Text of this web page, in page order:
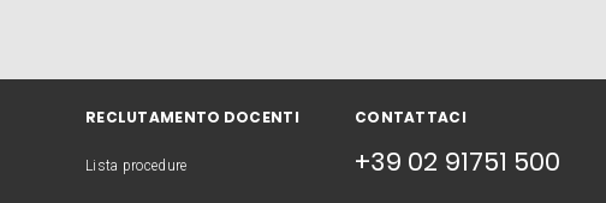
RECLUTAMENTO DOCENTI
Lista procedure
CONTATTACI
+39 02 91751 500